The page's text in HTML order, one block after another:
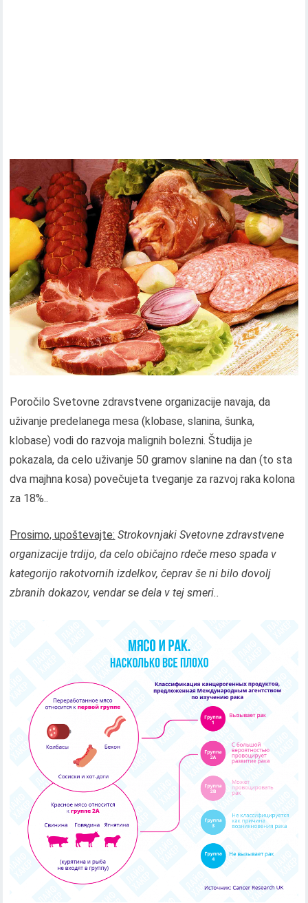
Poročilo Svetovne zdravstvene organizacije navaja, da
uživanje predelanega mesa (klobase, slanina, šunka,
klobase) vodi do razvoja malignih bolezni. Študija je
pokazala, da celo uživanje 50 gramov slanine na dan (to sta
dva majhna kosa) povečujeta tveganje za razvoj raka kolona
za 18%..
Prosimo, upoštevajte: Strokovnjaki Svetovne zdravstvene
organizacije trdijo, da celo običajno rdeče meso spada v
kategorijo rakotvornih izdelkov, čeprav še ni bilo dovolj
zbranih dokazov, vendar se dela v tej smeri..